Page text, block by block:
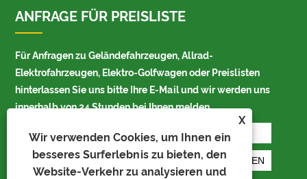
X
Wir verwenden Cookies, um Ihnen ein
besseres Surferlebnis zu bieten, den
Website-Verkehr zu analysieren und
ANFRAGE FÜR PREISLISTE
Für Anfragen zu Geländefahrzeugen, Allrad-
Elektrofahrzeugen, Elektro-Golfwagen oder Preislisten
hinterlassen Sie uns bitte Ihre E-Mail und wir werden uns
innerhalb von 24 Stunden bei Ihnen melden.